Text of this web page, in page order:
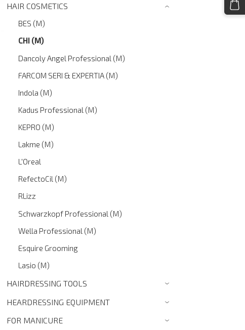
HAIR COSMETICS
BES (M)
CHI (M)
Dancoly Angel Professional (M)
FARCOM SERI & EXPERTIA (M)
Indola (M)
Kadus Professional (M)
KEPRO (M)
Lakme (M)
L'Oreal
RefectoCil (M)
RLizz
Schwarzkopf Professional (M)
Wella Professional (M)
Esquire Grooming
Lasio (M)
›
HAIRDRESSING TOOLS ›
HEARDRESSING EQUIPMENT ›
FOR MANICURE ›